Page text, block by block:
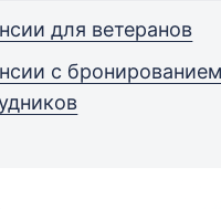
для ветеранов
с бронированием